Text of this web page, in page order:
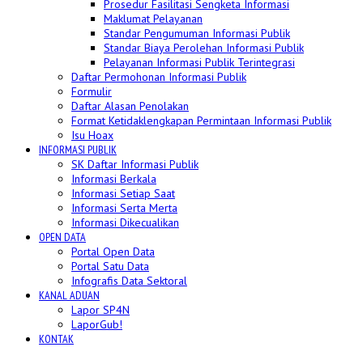
Prosedur Fasilitasi Sengketa Informasi
Maklumat Pelayanan
Standar Pengumuman Informasi Publik
Standar Biaya Perolehan Informasi Publik
Pelayanan Informasi Publik Terintegrasi
Daftar Permohonan Informasi Publik
Formulir
Daftar Alasan Penolakan
Format Ketidaklengkapan Permintaan Informasi Publik
Isu Hoax
INFORMASI PUBLIK
SK Daftar Informasi Publik
Informasi Berkala
Informasi Setiap Saat
Informasi Serta Merta
Informasi Dikecualikan
OPEN DATA
Portal Open Data
Portal Satu Data
Infografis Data Sektoral
KANAL ADUAN
Lapor SP4N
LaporGub!
KONTAK